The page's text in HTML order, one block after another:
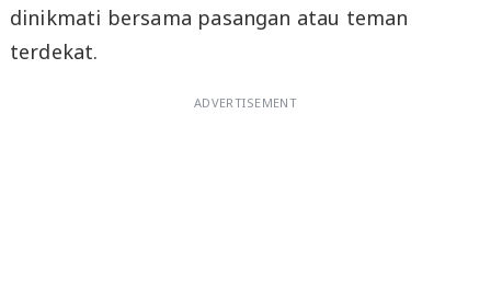
dinikmati bersama pasangan atau teman
terdekat.
ADVERTISEMENT